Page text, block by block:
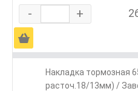
- +
Ä
Накладка тормозная
расточ.18/13мм) /